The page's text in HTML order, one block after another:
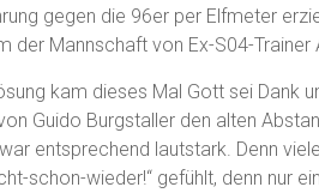
gegen die 96er per Elfmeter
der Mannschaft von Ex-S04-
kam dieses Mal Gott sei Dank
Guido Burgstaller den alten
entsprechend lautstark. Denn
schon-wieder!“ gefühlt, denn nur